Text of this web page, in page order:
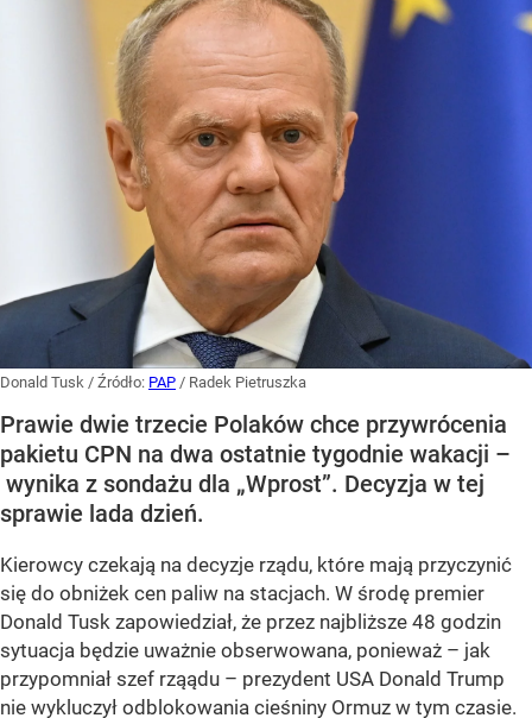
Donald Tusk / Źródło: PAP / Radek Pietruszka
Prawie dwie trzecie Polaków chce przywrócenia
pakietu CPN na dwa ostatnie tygodnie wakacji –
wynika z sondażu dla „Wprost”. Decyzja w tej
sprawie lada dzień.
Kierowcy czekają na decyzje rządu, które mają przyczynić
się do obniżek cen paliw na stacjach. W środę premier
Donald Tusk zapowiedział, że przez najbliższe 48 godzin
sytuacja będzie uważnie obserwowana, ponieważ – jak
przypomniał szef rząądu – prezydent USA Donald Trump
nie wykluczył odblokowania cieśniny Ormuz w tym czasie.